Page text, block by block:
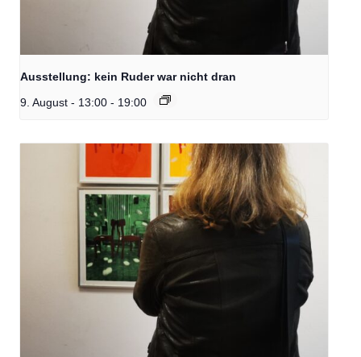
Ausstellung: kein Ruder war nicht dran
9. August - 13:00 - 19:00